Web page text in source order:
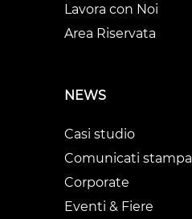
Lavora con Noi
Area Riservata
NEWS
Casi studio
Comunicati stampa
Corporate
Eventi & Fiere